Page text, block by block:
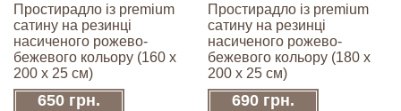
Простирадло із premium
сатину на резинці
насиченого рожево-
бежевого кольору (160 x
200 х 25 см)
650 грн.
Простирадло із premium
сатину на резинці
насиченого рожево-
бежевого кольору (180 x
200 х 25 см)
690 грн.